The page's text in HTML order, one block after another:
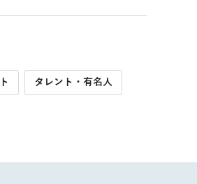
タレント・有名人